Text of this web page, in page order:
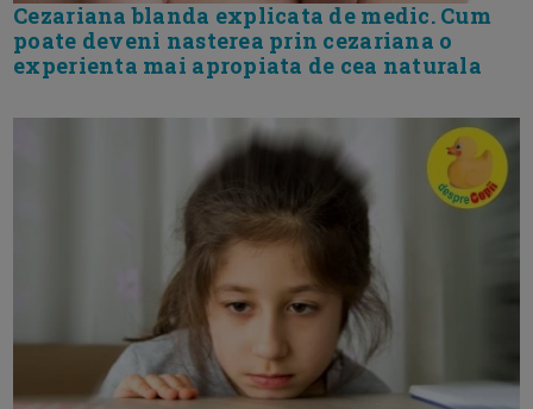
Cezariana blanda explicata de medic. Cum
poate deveni nasterea prin cezariana o
experienta mai apropiata de cea naturala